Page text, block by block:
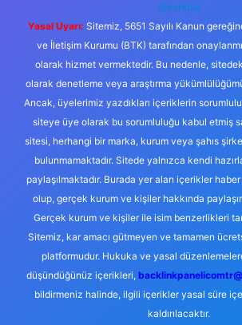
@karabul
Yasal Uyarı: Sitemiz, 5651 Sayılı Kanun
ve İletişim Kurumu (BTK) tarafından
olarak hizmet vermektedir. Bu nedenle,
olarak denetleme veya araştırma
Ancak, üyelerimiz yazdıkları içeriklerin
siteye üye olarak bu sorumluluğu kabul etmiş
sitesi, herhangi bir marka, kurum veya şahıs
bulunmamaktadır. Sitede yalnızca kendi
paylaşılmaktadır. Burada yer alan içerikler
olup, gerçek kurum ve kişiler hakkında
Gerçek kurum ve kişiler ile isim benzerlikleri
Sitemiz, kar amacı gütmeyen ve tamamen
platformudur. Hukuka ve yasal
düşündüğünüz içerikleri,
bildirmeniz halinde, ilgili içerikler yasal süre
kaldırılacaktır.